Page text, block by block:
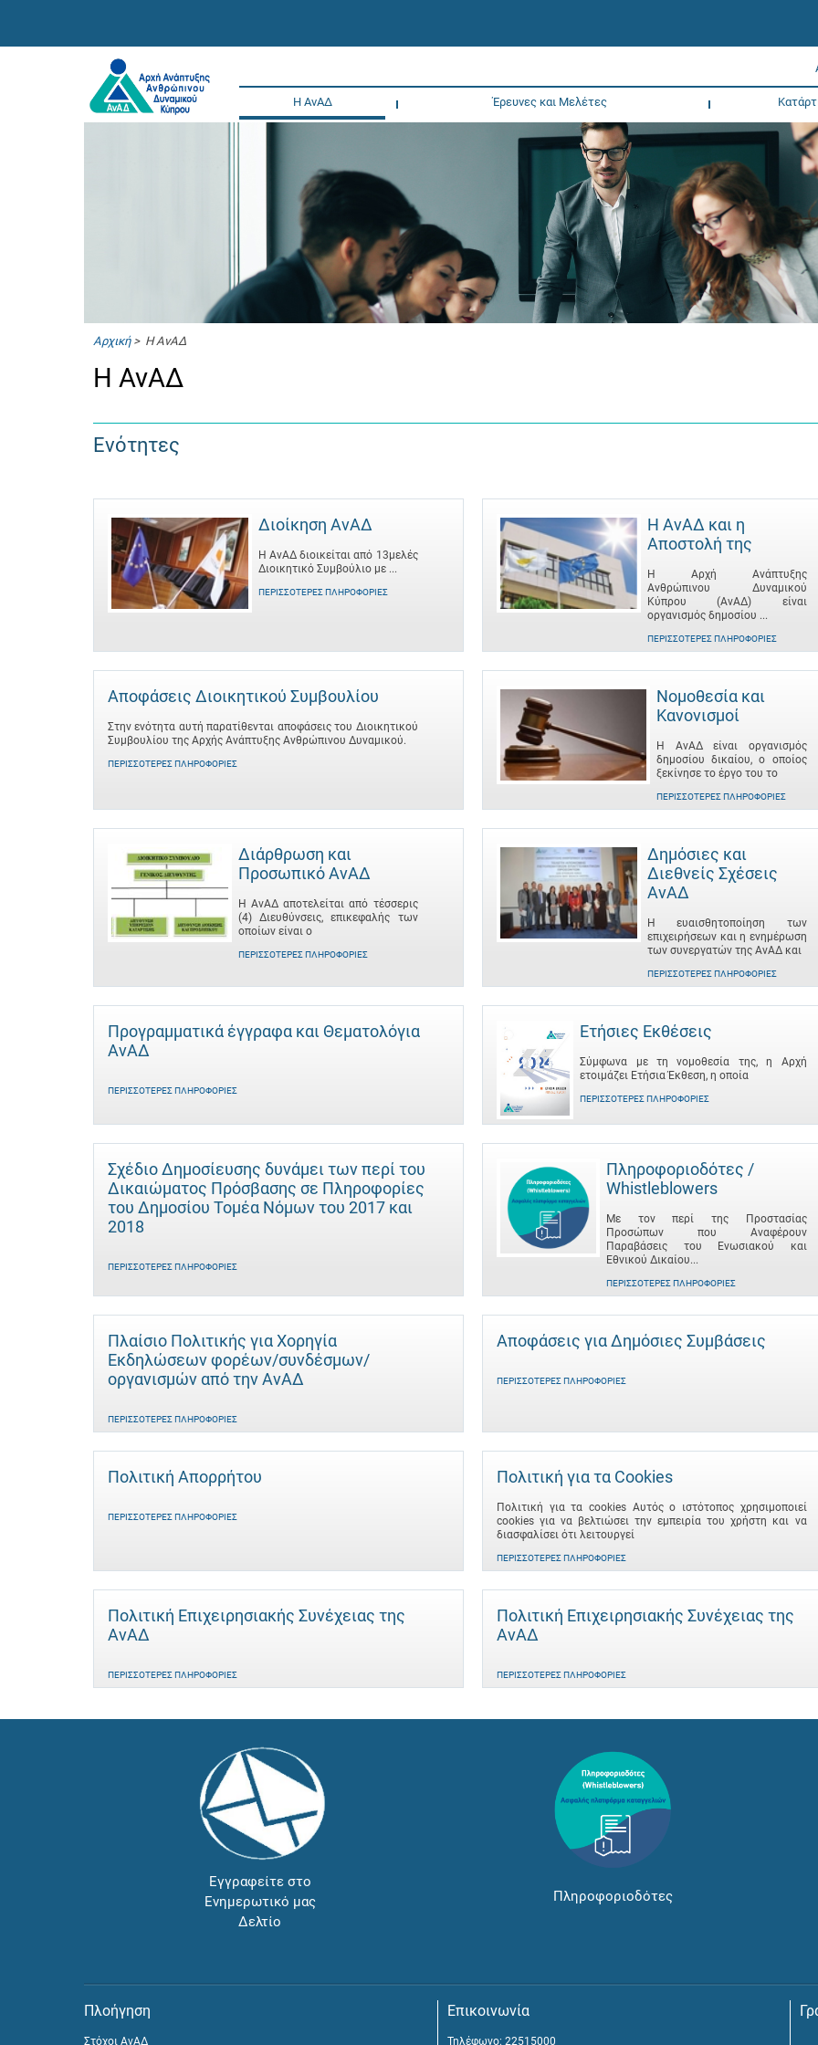
Η ΑνΑΔ Έρευνες και Μελέτες
Αρχική> Η ΑνΑΔ
Η ΑνΑΔ
Ενότητες
Διοίκηση ΑνΑΔ
Η ΑνΑΔ διοικείται από 13μελές
Διοικητικό Συμβούλιο με ...
ΠΕΡΙΣΣΌΤΕΡΕΣ ΠΛΗΡΟΦΟΡΊΕΣ
Η ΑνΑΔ και η
Αποστολή της
Η Αρχή Ανάπτυξης
Ανθρώπινου Δυναμικού
Κύπρου (ΑνΑΔ) είναι
οργανισμός δημοσίου ...
ΠΕΡΙΣΣΌΤΕΡΕΣ ΠΛΗΡΟΦΟΡΊΕΣ
Αποφάσεις Διοικητικού Συμβουλίου
Στην ενότητα αυτή παρατίθενται αποφάσεις του Διοικητικού
Συμβουλίου της Αρχής Ανάπτυξης Ανθρώπινου Δυναμικού.
ΠΕΡΙΣΣΌΤΕΡΕΣ ΠΛΗΡΟΦΟΡΊΕΣ
Νομοθεσία και
Κανονισμοί
Η ΑνΑΔ είναι οργανισμός
δημοσίου δικαίου, ο οποίος
ξεκίνησε το έργο του το
ΠΕΡΙΣΣΌΤΕΡΕΣ ΠΛΗΡΟΦΟΡΊΕΣ
Διάρθρωση και
Προσωπικό ΑνΑΔ
Η ΑνΑΔ αποτελείται από τέσσερις
(4) Διευθύνσεις, επικεφαλής των
οποίων είναι ο
ΠΕΡΙΣΣΌΤΕΡΕΣ ΠΛΗΡΟΦΟΡΊΕΣ
Δημόσιες και
Διεθνείς Σχέσεις
ΑνΑΔ
Η ευαισθητοποίηση των
επιχειρήσεων και η ενημέρωση
των συνεργατών της ΑνΑΔ και
ΠΕΡΙΣΣΌΤΕΡΕΣ ΠΛΗΡΟΦΟΡΊΕΣ
Προγραμματικά έγγραφα και Θεματολόγια
ΑνΑΔ
ΠΕΡΙΣΣΌΤΕΡΕΣ ΠΛΗΡΟΦΟΡΊΕΣ
Ετήσιες Εκθέσεις
Σύμφωνα με τη νομοθεσία της, η Αρχή
ετοιμάζει Ετήσια Έκθεση, η οποία
ΠΕΡΙΣΣΌΤΕΡΕΣ ΠΛΗΡΟΦΟΡΊΕΣ
Σχέδιο Δημοσίευσης δυνάμει των περί του
Δικαιώματος Πρόσβασης σε Πληροφορίες
του Δημοσίου Τομέα Νόμων του 2017 και
2018
ΠΕΡΙΣΣΌΤΕΡΕΣ ΠΛΗΡΟΦΟΡΊΕΣ
Πληροφοριοδότες /
Whistleblowers
Με τον περί της Προστασίας
Προσώπων που Αναφέρουν
Παραβάσεις του Ενωσιακού και
Εθνικού Δικαίου...
ΠΕΡΙΣΣΌΤΕΡΕΣ ΠΛΗΡΟΦΟΡΊΕΣ
Πλαίσιο Πολιτικής για Χορηγία
Εκδηλώσεων φορέων/συνδέσμων/
οργανισμών από την ΑνΑΔ
ΠΕΡΙΣΣΌΤΕΡΕΣ ΠΛΗΡΟΦΟΡΊΕΣ
Αποφάσεις για Δημόσιες Συμβάσεις
ΠΕΡΙΣΣΌΤΕΡΕΣ ΠΛΗΡΟΦΟΡΊΕΣ
Πολιτική Απορρήτου
ΠΕΡΙΣΣΌΤΕΡΕΣ ΠΛΗΡΟΦΟΡΊΕΣ
Πολιτική για τα Cookies
Πολιτική για τα cookies Αυτός ο ιστότοπος χρησιμοποιεί
cookies για να βελτιώσει την εμπειρία του χρήστη και να
διασφαλίσει ότι λειτουργεί
ΠΕΡΙΣΣΌΤΕΡΕΣ ΠΛΗΡΟΦΟΡΊΕΣ
Πολιτική Επιχειρησιακής Συνέχειας της
ΑνΑΔ
ΠΕΡΙΣΣΌΤΕΡΕΣ ΠΛΗΡΟΦΟΡΊΕΣ
Πολιτική Επιχειρησιακής Συνέχειας της
ΑνΑΔ
ΠΕΡΙΣΣΌΤΕΡΕΣ ΠΛΗΡΟΦΟΡΊΕΣ
Εγγραφείτε στο
Ενημερωτικό μας
Δελτίο
Πληροφοριοδότες
Πλοήγηση
Στόχοι ΑνΑΔ
Επικοινωνία
Τηλέφωνο: 22515000